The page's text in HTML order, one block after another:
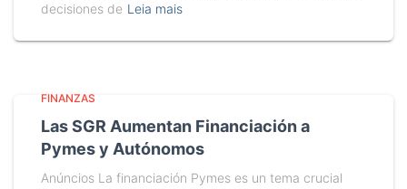
decisiones de Leia mais
FINANZAS
Las SGR Aumentan Financiación a
Pymes y Autónomos
Anúncios La financiación Pymes es un tema crucial